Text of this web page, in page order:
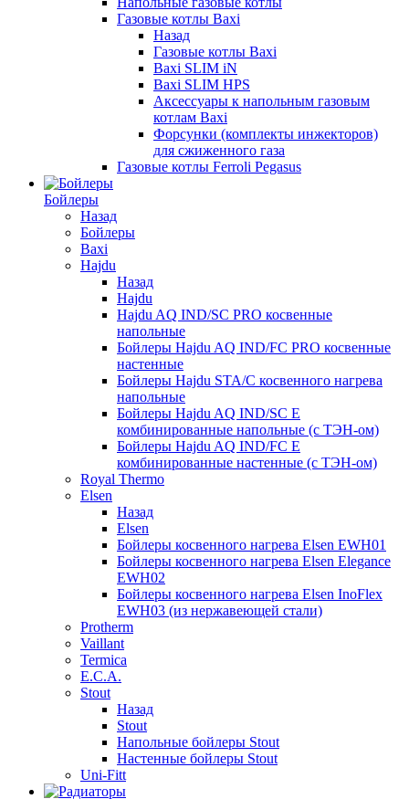
Газовые котлы Baxi
Назад
Газовые котлы Baxi
Baxi SLIM iN
Baxi SLIM HPS
Аксессуары к напольным газовым
котлам Baxi
Форсунки (комплекты инжекторов)
для сжиженного газа
Газовые котлы Ferroli Pegasus
Бойлеры
Назад
Бойлеры
Baxi
Hajdu
Назад
Hajdu
Hajdu AQ IND/SC PRO косвенные
напольные
Бойлеры Hajdu AQ IND/FC PRO косвенные
настенные
Бойлеры Hajdu STA/C косвенного нагрева
напольные
Бойлеры Hajdu AQ IND/SC E
комбинированные напольные (с ТЭН-ом)
Бойлеры Hajdu AQ IND/FC E
комбинированные настенные (с ТЭН-ом)
Royal Thermo
Elsen
Назад
Elsen
Бойлеры косвенного нагрева Elsen EWH01
Бойлеры косвенного нагрева Elsen Elegance
EWH02
Бойлеры косвенного нагрева Elsen InoFlex
EWH03 (из нержавеющей стали)
Protherm
Vaillant
Termica
E.C.A.
Stout
Назад
Stout
Напольные бойлеры Stout
Настенные бойлеры Stout
Uni-Fitt